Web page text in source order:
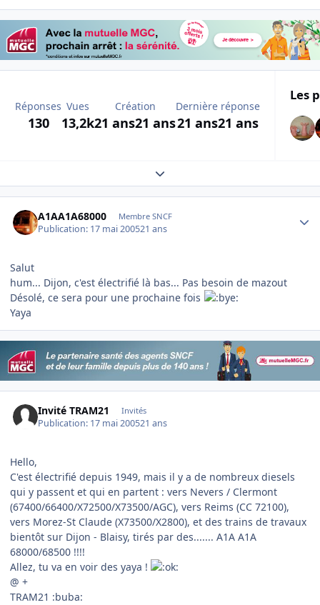
Réponses
130
Vues
13,2k
Création
21 ans21 ans
Dernière réponse
21 ans21 ans
Les
Expand topic overview
A1AA1A68000 Membre SNCF
Publication: 17 mai 200521 ans
Salut
hum... Dijon, c'est électrifié là bas... Pas besoin de mazout
Désolé, ce sera pour une prochaine fois
Yaya
Invité TRAM21 Invités
Publication: 17 mai 200521 ans
Hello,
C'est électrifié depuis 1949, mais il y a de nombreux diesels
qui y passent et qui en partent : vers Nevers / Clermont
(67400/66400/X72500/X73500/AGC), vers Reims (CC 72100),
vers Morez-St Claude (X73500/X2800), et des trains de travaux
bientôt sur Dijon - Blaisy, tirés par des....... A1A A1A
68000/68500 !!!!
Allez, tu va en voir des yaya !
@ +
TRAM21 :buba: